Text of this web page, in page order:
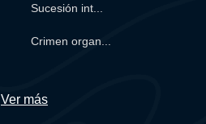
Sucesión int...
Crimen organ...
Ver más